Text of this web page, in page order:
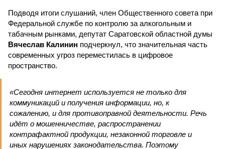
Подводя итоги слушаний, член Общественного совета при
Федеральной службе по контролю за алкогольным и
табачным рынками, депутат Саратовской областной думы
Вячеслав Калинин подчеркнул, что значительная часть
современных угроз переместилась в цифровое
пространство.
«Сегодня интернет используется не только для
коммуникаций и получения информации, но, к
сожалению, и для противоправной деятельности. Речь
идёт о мошенничестве, распространении
контрафактной продукции, незаконной торговле и
иных нарушениях законодательства. Поэтому